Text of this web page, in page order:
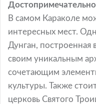
В самом Караколе
интересных мест.
Дунган, построенная
своим уникальным
сочетающим
культуры. Также
церковь Святого